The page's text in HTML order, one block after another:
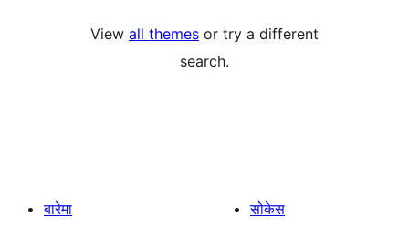
View all themes or try a different
search.
बारेमा
सोकेस